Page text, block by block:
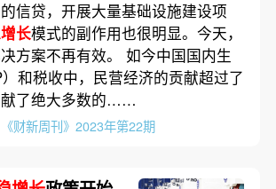
信贷，开展大量基础设施建设项
长模式的副作用也很明显。今天，
方案不再有效。 如今中国国内生
和税收中，民营经济的贡献超过了
献了绝大多数的……
《财新周刊》2023年第22期